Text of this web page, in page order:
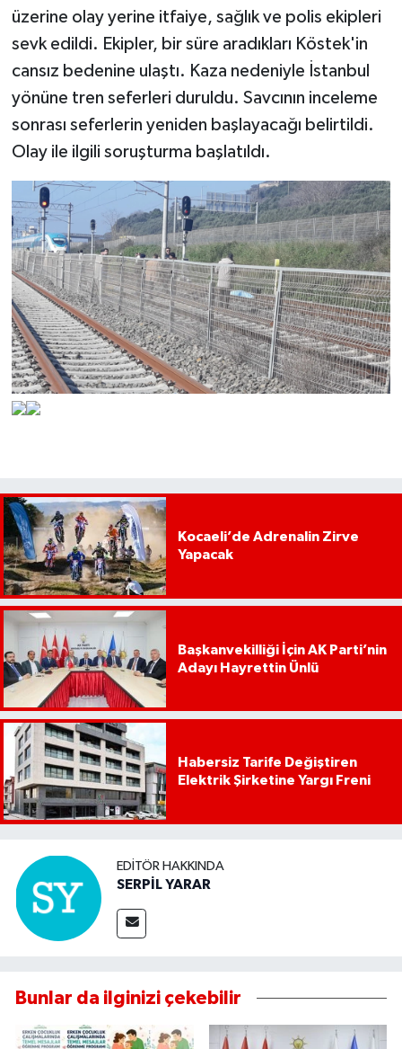
üzerine olay yerine itfaiye, sağlık ve polis ekipleri
sevk edildi. Ekipler, bir süre aradıkları Köstek'in
cansız bedenine ulaştı. Kaza nedeniyle İstanbul
yönüne tren seferleri duruldu. Savcının inceleme
sonrası seferlerin yeniden başlayacağı belirtildi.
Olay ile ilgili soruşturma başlatıldı.
Kocaeli’de Adrenalin Zirve
Yapacak
Başkanvekilliği İçin AK Parti’nin
Adayı Hayrettin Ünlü
Habersiz Tarife Değiştiren
Elektrik Şirketine Yargı Freni
EDITÖR HAKKINDA
SERPİL YARAR
Bunlar da ilginizi çekebilir